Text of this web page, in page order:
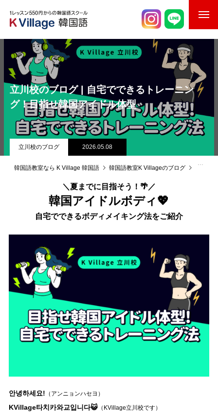
校舎案内
ご入校までの流れ
韓国語講師紹介
スケジュール
K Village韓国留学
立川校のブログ | 自宅でできるトレーニン
グ！目指せ韓国アイドル体型
立川校のブログ 2026.05.08
韓国語教室なら K Village 韓国語 韓国語教室K Villageのブログ
＼夏までに目指そう！🌴／
韓国アイドルボディ💖
自宅でできるボディメイキング法をご紹介
안녕하세요! （アンニョンハセヨ）
KVillage타치카와교입니다😺（KVillage立川校です）